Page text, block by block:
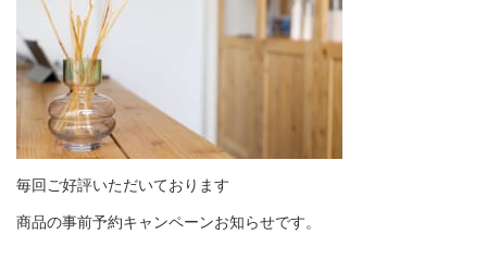
毎回ご好評いただいております
商品の事前予約キャンペーンお知らせです。